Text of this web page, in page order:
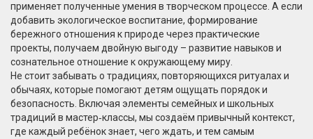
применяет полученные умения в творческом процессе. А если
добавить экологическое воспитание, формирование
бережного отношения к природе через практические
проекты, получаем двойную выгоду – развитие навыков и
сознательное отношение к окружающему миру.
Не стоит забывать о традициях, повторяющихся ритуалах и
обычаях, которые помогают детям ощущать порядок и
безопасность . Включая элементы семейных и школьных
традиций в мастер‑классы, мы создаём привычный контекст,
где каждый ребёнок знает, чего ждать, и тем самым